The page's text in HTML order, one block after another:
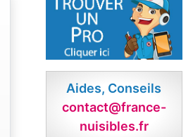
Aides, Conseils
contact@france-
nuisibles.fr